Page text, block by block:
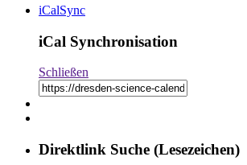
iCalSync
iCal Synchronisation
Schließen
Direktlink Suche (Lesezeichen)